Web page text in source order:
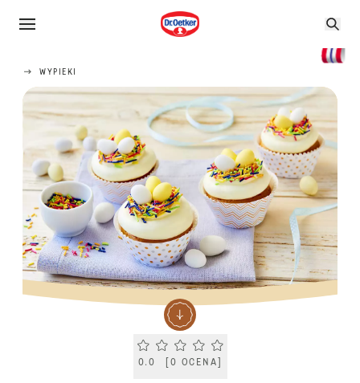
WYPIEKI
Current rating 0.0. Click to rate.
0.0 0 OCENA